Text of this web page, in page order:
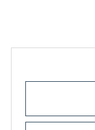
Informationen